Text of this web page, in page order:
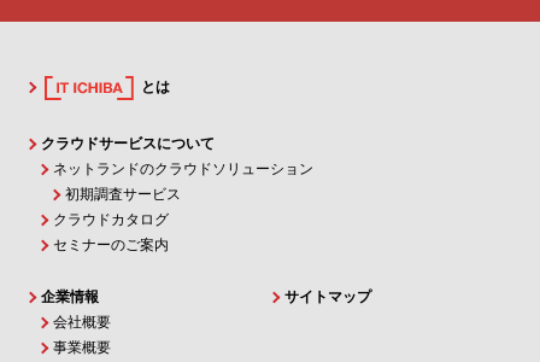
とは
クラウドサービスについて
ネットランドのクラウドソリューション
初期調査サービス
クラウドカタログ
セミナーのご案内
企業情報
会社概要
事業概要
サイトマップ